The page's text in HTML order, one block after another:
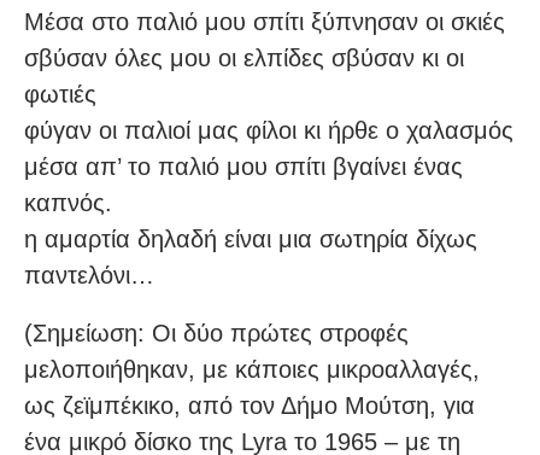
Μέσα στο παλιό μου σπίτι ξύπνησαν οι σκιές
σβύσαν όλες μου οι ελπίδες σβύσαν κι οι
φωτιές
φύγαν οι παλιοί μας φίλοι κι ήρθε ο χαλασμός
μέσα απ’ το παλιό μου σπίτι βγαίνει ένας
καπνός.
η αμαρτία δηλαδή είναι μια σωτηρία δίχως
παντελόνι…
(Σημείωση: Οι δύο πρώτες στροφές
μελοποιήθηκαν, με κάποιες μικροαλλαγές,
ως ζεϊμπέκικο, από τον Δήμο Μούτση, για
ένα μικρό δίσκο της Lyra το 1965 – με τη